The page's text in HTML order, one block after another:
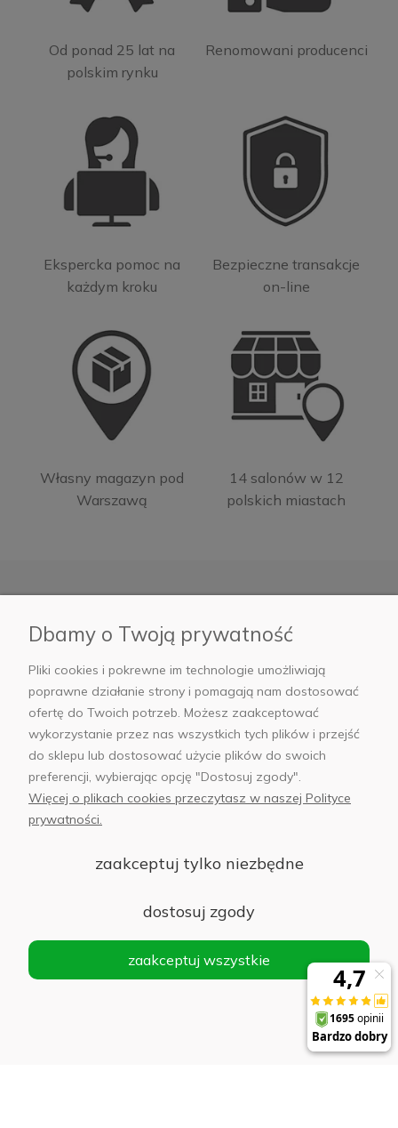
Od ponad 25 lat na
polskim rynku
Renomowani producenci
Ekspercka pomoc na
każdym kroku
Bezpieczne transakcje
on-line
Własny magazyn pod
Warszawą
14 salonów w 12
polskich miastach
Moje konto
Informacje
Płatności i dostawa
AB Foto
sklep@abfoto.pl
© 2025 Wszelkie prawa zastrzeżone. Serwis własnością:AB FOTO
Siedziba: 02-486 WARSZAWA, Al. Jerozolimskie 176, NIP
Dbamy o Twoją prywatność
Pliki cookies i pokrewne im technologie umożliwiają
poprawne działanie strony i pomagają nam dostosować
ofertę do Twoich potrzeb. Możesz zaakceptować
wykorzystanie przez nas wszystkich tych plików i przejść
do sklepu lub dostosować użycie plików do swoich
preferencji, wybierając opcję "Dostosuj zgody".
Więcej o plikach cookies przeczytasz w naszej Polityce
prywatności.
zaakceptuj tylko niezbędne
dostosuj zgody
zaakceptuj wszystkie